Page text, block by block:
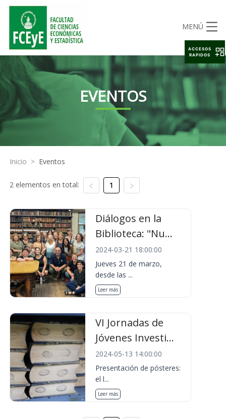
MENÚ
EVENTOS
Inicio > Eventos
2 elementos en total: 1
Diálogos en la
Biblioteca: "Nu...
2024-03-21 18:00:00
Jueves 21 de marzo,
desde las ...
Leer más
VI Jornadas de
Jóvenes Investi...
2024-05-13 14:00:00
Presentación de pósteres:
el l...
Leer más
ACCESOS
RAPIDOS